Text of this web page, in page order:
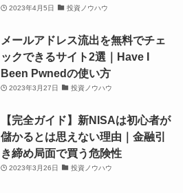
2023年4月5日 投資ノウハウ
メールアドレス流出を無料でチェ
ックできるサイト2選｜Have I
Been Pwnedの使い方
2023年3月27日 投資ノウハウ
【完全ガイド】新NISAは初心者が
儲かるとは思えない理由｜金融引
き締め局面で買う危険性
2023年3月26日 投資ノウハウ